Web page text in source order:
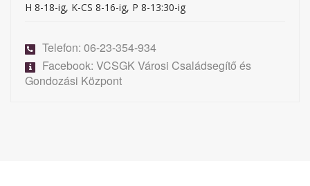
H 8-18-ig, K-CS 8-16-ig, P 8-13:30-ig
Telefon: 06-23-354-934
Facebook: VCSGK Városi Családsegítő és
Gondozási Központ